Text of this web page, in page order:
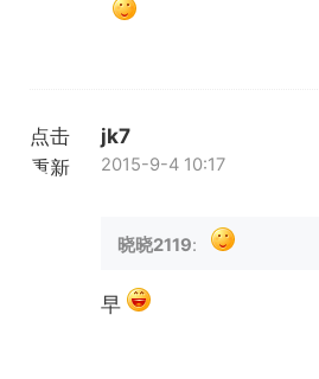
点击
重新
jk7
2015-9-4 10:17
晓晓2119:
早